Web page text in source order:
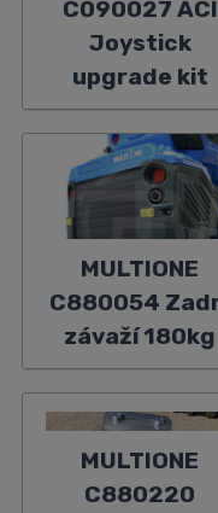
C090027 ACI
Joystick
upgrade kit
MULTIONE
C880054
závaží 180kg
MULTIONE
C880220